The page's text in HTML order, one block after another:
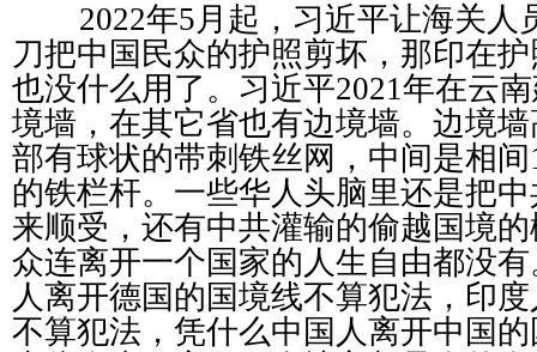
2022年5月起，习近平让海关人
刀把中国民众的护照剪坏，那印在
也没什么用了。习近平2021年在云
境墙，在其它省也有边境墙。边境
部有球状的带刺铁丝网，中间是相间
的铁栏杆。一些华人头脑里还是把
来顺受，还有中共灌输的偷越国境
众连离开一个国家的人生自由都没
人离开德国的国境线不算犯法，印
不算犯法，凭什么中国人离开中国